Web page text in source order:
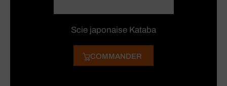
Scie japonaise Kataba
COMMANDER